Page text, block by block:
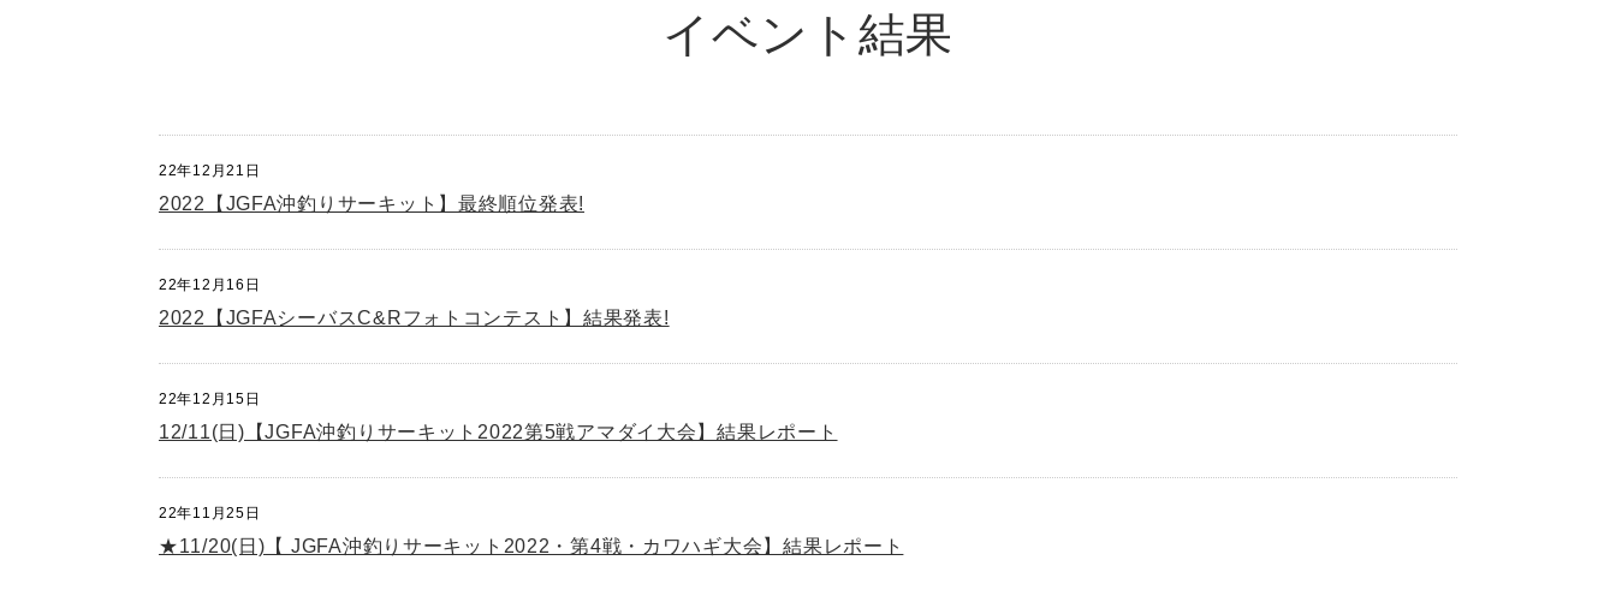
イベント結果
22年12月21日
2022【JGFA沖釣りサーキット】最終順位発表!
22年12月16日
2022【JGFAシーバスC&Rフォトコンテスト】結果発表!
22年12月15日
12/11(日)【JGFA沖釣りサーキット2022第5戦アマダイ大会】結果レポート
22年11月25日
★11/20(日)【 JGFA沖釣りサーキット2022・第4戦・カワハギ大会】結果レポート